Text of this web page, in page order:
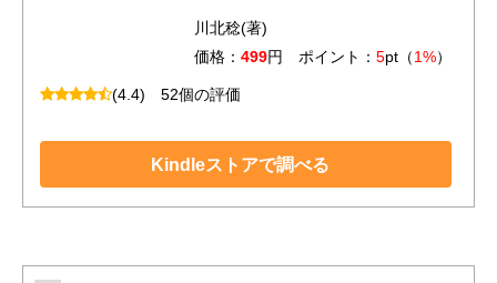
川北稔(著)
価格： 499円 ポイント： 5pt（1%）
(4.4) 52個の評価
Kindleストアで調べる